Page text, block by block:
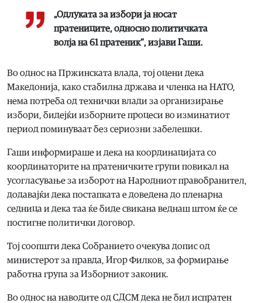
„Одлуката за избори ја носат
пратениците, односно политичката
волја на 61 пратеник“, изјави Гаши.
Во однос на Пржинската влада, тој оцени дека
Македонија, како стабилна држава и членка на НАТО,
нема потреба од технички влади за организирање
избори, бидејќи изборните процеси во изминатиот
период поминуваат без сериозни забелешки.
Гаши информираше и дека на координацијата со
координаторите на пратеничките групи повикал на
усогласување за изборот на Народниот правобранител,
додавајќи дека постапката е доведена до пленарна
седница и дека таа ќе биде свикана веднаш штом ќе се
постигне политички договор.
Тој соопшти дека Собранието очекува допис од
министерот за правда, Игор Филков, за формирање
работна група за Изборниот законик.
Во однос на наводите од СДСМ дека не бил испратен